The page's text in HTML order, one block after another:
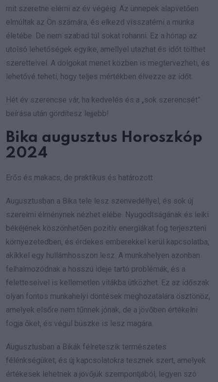
mit szeretne elérni az év végéig. Az ünnepek alapvetően
elmúltak az Ön számára, és elkezd visszatérni a munka
életébe. De nem szabad túl sokat rohanni. Ez a hónap az
utolsó lehetőségek egyike, amellyel utazhat és időt tölthet
szeretteivel. A dolgokat menet közben is megtervezheti, és
lehetővé teheti, hogy teljes mértékben élvezze az időt.
Hét év szerencse vár, ha kedvelés és a „sok szerencsét”
beírása után gördítesz lejjebb!
Bika augusztus Horoszkóp
2024
Erős és makacs, de praktikus és határozott
Augusztusban a Bika tele lesz szenvedéllyel, és sok új
szerelmi élménynek nézhet elébe. Nyugodtságának és lelki
békéjének köszönhetően pozitív energiákat fog terjeszteni
környezetedben, és érdekes emberekkel kerül kapcsolatba,
akikkel egy hullámhosszon lesz. A munkahelyen azonban
felhalmozódnak a hosszú ideje tartó problémák, és a
feletteseivel is kellemetlen vitákba ütközhet. Ez az időszak
olyan fontos munkahelyi döntések meghozatalára ösztönöz,
amelyek elsőre nem tűnnek jónak, de a jövőben értékelni
fogja őket, és végül büszke is lesz magára.
Augusztusban a Bikák félreteszik természetes
félénkségüket, és új kapcsolatokra tesznek szert, amelyek
értékesek lehetnek a jövőjük szempontjából, legyen szó